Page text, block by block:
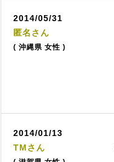
2014/05/31
匿名さん
( 沖縄県 女性 )
2014/01/13
TMさん